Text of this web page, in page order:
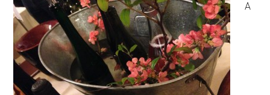
A